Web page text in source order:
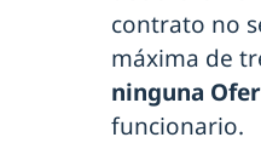
contrato no
máxima de
ninguna
funcionario.